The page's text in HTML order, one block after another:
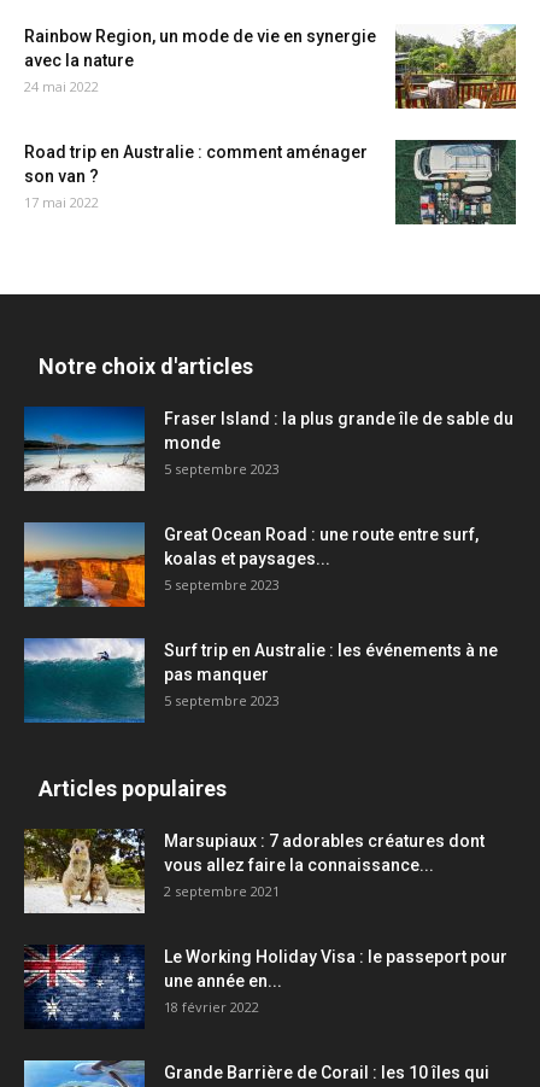
Rainbow Region, un mode de vie en synergie
avec la nature
24 mai 2022
Road trip en Australie : comment aménager
son van ?
17 mai 2022
Notre choix d'articles
Fraser Island : la plus grande île de sable du
monde
5 septembre 2023
Great Ocean Road : une route entre surf,
koalas et paysages...
5 septembre 2023
Surf trip en Australie : les événements à ne
pas manquer
5 septembre 2023
Articles populaires
Marsupiaux : 7 adorables créatures dont
vous allez faire la connaissance...
2 septembre 2021
Le Working Holiday Visa : le passeport pour
une année en...
18 février 2022
Grande Barrière de Corail : les 10 îles qui